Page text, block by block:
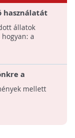
használatát
állatok
a
a
mellett